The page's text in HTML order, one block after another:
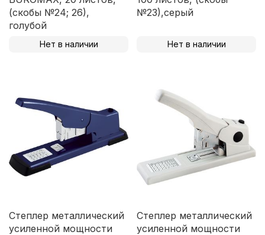
(скобы №24; 26),
голубой
Нет в наличии
№23),серый
Нет в наличии
Степлер металлический
усиленной мощности
Степлер металлический
усиленной мощности